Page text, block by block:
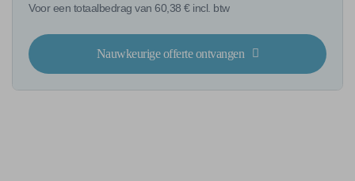
Voor een totaalbedrag van 60,38 € incl. btw
Nauwkeurige offerte ontvangen